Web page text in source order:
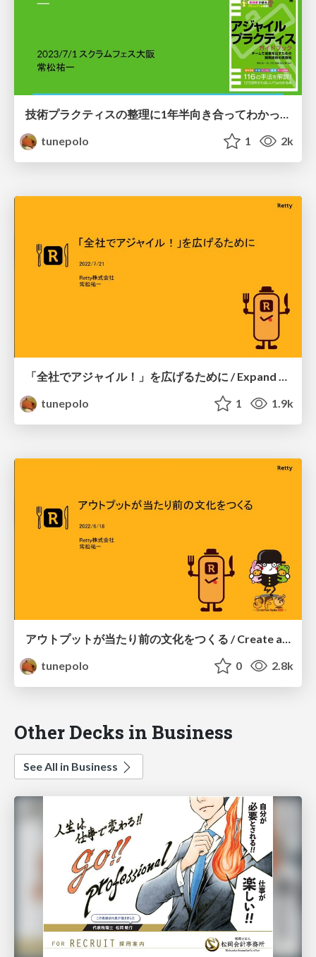
tunepolo
1 2k
「全社でアジャイル！」を広げるために / Expand Agile throughout the Company
tunepolo
1 1.9k
アウトプットが当たり前の文化をつくる / Create a culture where output is the norm.
tunepolo
0 2.8k
Other Decks in Business
See All in Business